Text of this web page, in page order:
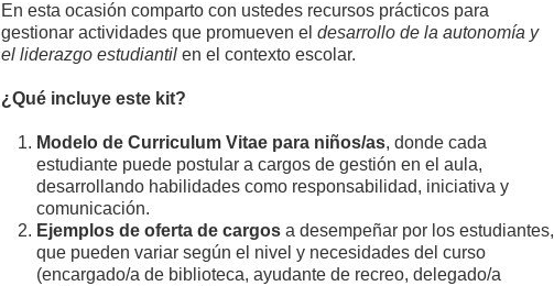
En esta ocasión comparto con ustedes recursos prácticos para
gestionar actividades que promueven el desarrollo de la autonomía y
el liderazgo estudiantilen el contexto escolar.
¿Qué incluye este kit?
Modelo de Curriculum Vitae para niños/as, donde cada
estudiante puede postular a cargos de gestión en el aula,
desarrollando habilidades como responsabilidad, iniciativa y
comunicación.
Ejemplos de oferta de cargosa desempeñar por los estudiantes,
que pueden variar según el nivel y necesidades del curso
(encargado/a de biblioteca, ayudante de recreo, delegado/a